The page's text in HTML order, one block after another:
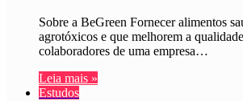
Sobre a BeGreen Fornecer alimentos
agrotóxicos e que melhorem a
colaboradores de uma empresa…
Leia mais »
Estudos